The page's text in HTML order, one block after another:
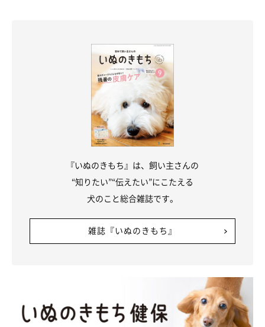
『いぬのきもち』は、飼い主さんの
“知りたい”“伝えたい”にこたえる
犬のこと総合雑誌です。
雑誌『いぬのきもち』